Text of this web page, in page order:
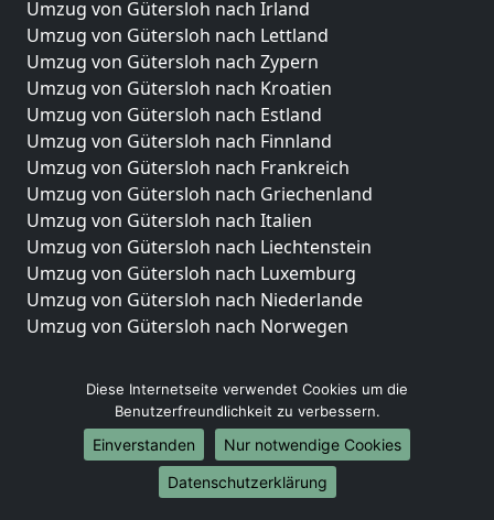
Umzug von Gütersloh nach Irland
Umzug von Gütersloh nach Lettland
Umzug von Gütersloh nach Zypern
Umzug von Gütersloh nach Kroatien
Umzug von Gütersloh nach Estland
Umzug von Gütersloh nach Finnland
Umzug von Gütersloh nach Frankreich
Umzug von Gütersloh nach Griechenland
Umzug von Gütersloh nach Italien
Umzug von Gütersloh nach Liechtenstein
Umzug von Gütersloh nach Luxemburg
Umzug von Gütersloh nach Niederlande
Umzug von Gütersloh nach Norwegen
Umzug von Gütersloh nach Berlin
Umzug von Gütersloh nach Hamburg
Umzug von Gütersloh nach München
Umzug von Gütersloh nach Köln
Diese Internetseite verwendet Cookies um die
Benutzerfreundlichkeit zu verbessern.
Einverstanden
Nur notwendige Cookies
Datenschutzerklärung